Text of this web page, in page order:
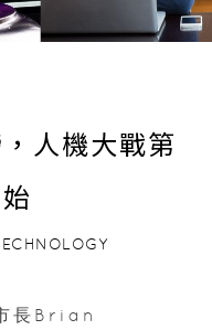
人機大戰第
長Brian